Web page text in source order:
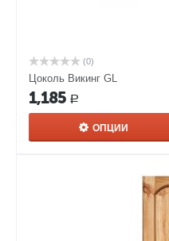
(0)
Цоколь Викинг GL
1,185 Р
ОПЦИИ